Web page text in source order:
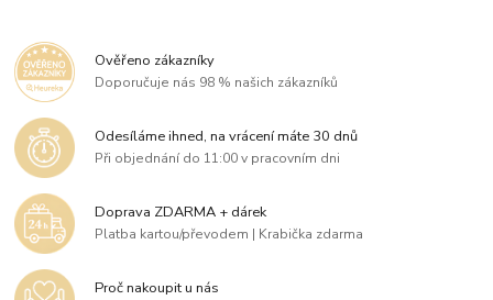
Ověřeno zákazníky
Doporučuje nás 98 % našich zákazníků
Odesíláme ihned, na vrácení máte 30 dnů
Při objednání do 11:00 v pracovním dni
Doprava ZDARMA + dárek
Platba kartou/převodem | Krabička zdarma
Proč nakoupit u nás